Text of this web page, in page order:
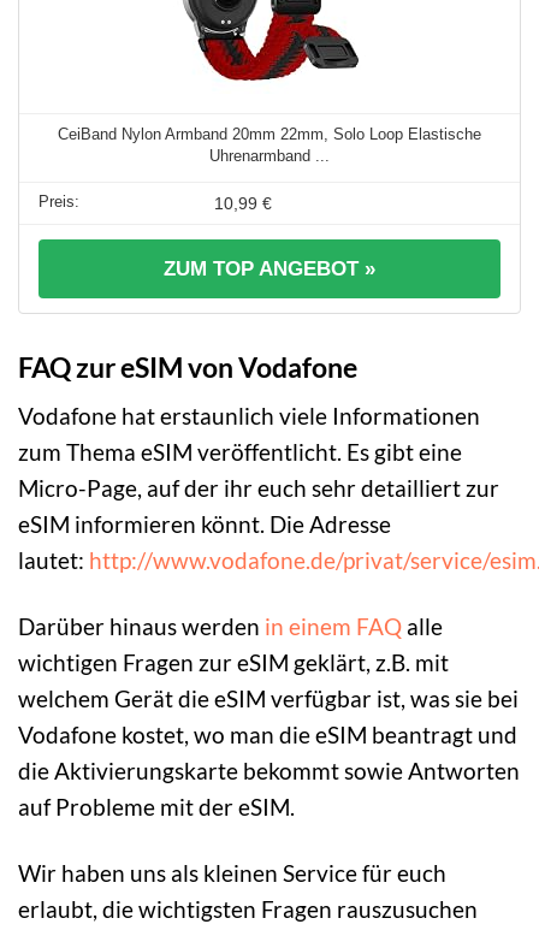
CeiBand Nylon Armband 20mm 22mm, Solo Loop Elastische
Uhrenarmband ...
10,99 €
ZUM TOP ANGEBOT »
FAQ zur eSIM von Vodafone
Vodafone hat erstaunlich viele Informationen
zum Thema eSIM veröffentlicht. Es gibt eine
Micro-Page, auf der ihr euch sehr detailliert zur
eSIM informieren könnt. Die Adresse
lautet: http://www.vodafone.de/privat/service/
Darüber hinaus werden in einem FAQ alle
wichtigen Fragen zur eSIM geklärt, z.B. mit
welchem Gerät die eSIM verfügbar ist, was sie bei
Vodafone kostet, wo man die eSIM beantragt und
die Aktivierungskarte bekommt sowie Antworten
auf Probleme mit der eSIM.
Wir haben uns als kleinen Service für euch
erlaubt, die wichtigsten Fragen rauszusuchen